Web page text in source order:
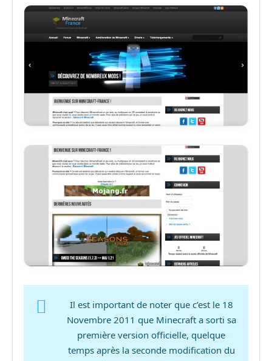
Il est important de noter que c’est le 18
Novembre 2011 que Minecraft a sorti sa
première version officielle, quelque
temps après la seconde modification du